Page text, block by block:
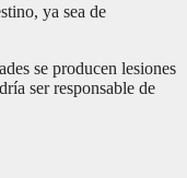
ya sea de
se producen lesiones
ser responsable de